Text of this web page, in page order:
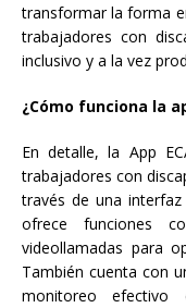
transformar la forma
trabajadores con
inclusivo y a la vez
¿Cómo funciona la
En detalle, la App
trabajadores con
través de una
ofrece funciones
videollamadas para
También cuenta con
monitoreo